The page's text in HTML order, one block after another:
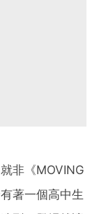
非《MOVING
著一個高中生